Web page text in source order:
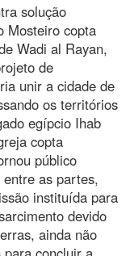
solução
Mosteiro copta
Wadi al Rayan,
de
unir a cidade de
os territórios
egípcio Ihab
copta
público
as partes,
instituída para
devido
ainda não